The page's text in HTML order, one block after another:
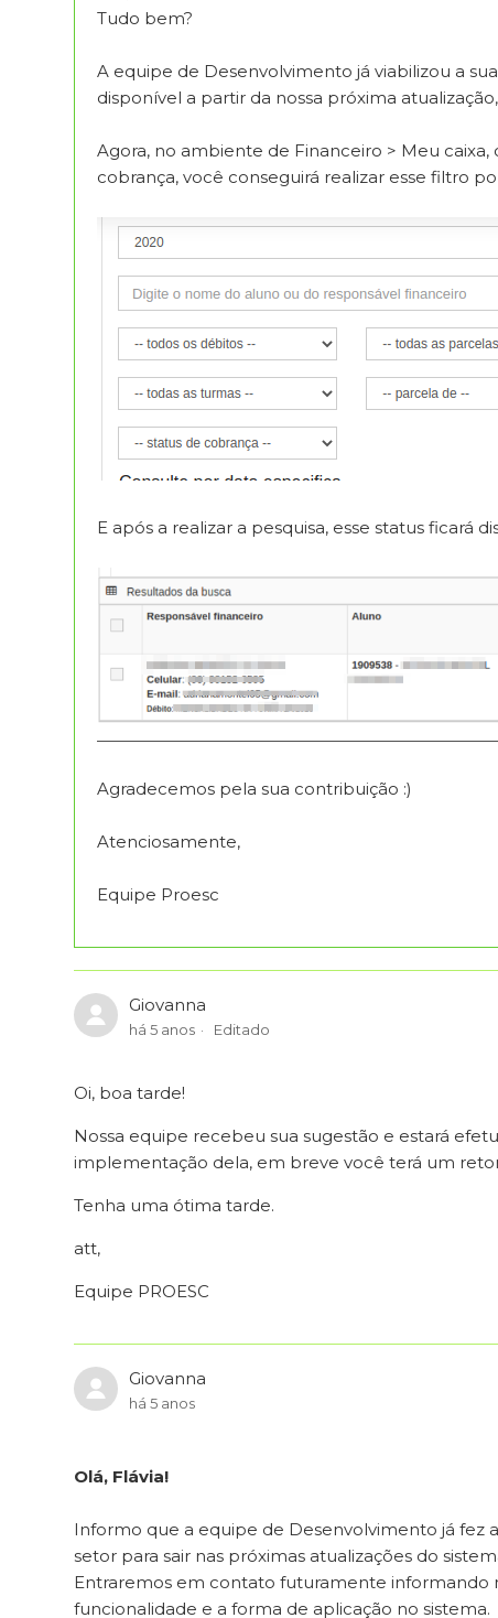
Tudo bem?
A equipe de Desenvolvimento já viabilizou a
disponível a partir da nossa próxima
Agora, no ambiente de Financeiro > Meu
cobrança, você conseguirá realizar esse filtro por
E após a realizar a pesquisa, esse status ficará
Agradecemos pela sua contribuição :)
Atenciosamente,
Equipe Proesc
Giovanna
há 5 anos Editado
Oi, boa tarde!
Nossa equipe recebeu sua sugestão e estará
implementação dela, em breve você terá um
Tenha uma ótima tarde.
att,
Equipe PROESC
Giovanna
há 5 anos
Olá, Flávia!
Informo que a equipe de Desenvolvimento já fez
setor para sair nas próximas atualizações do
Entraremos em contato futuramente informando
funcionalidade e a forma de aplicação no sistema.